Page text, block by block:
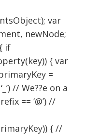
var
newNode;
if
{ var
=
// We??e on a
== ‘@’) //
{ //